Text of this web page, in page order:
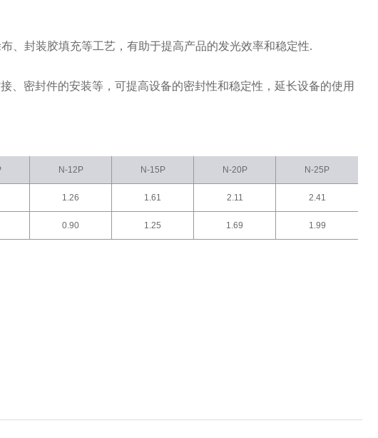
、封装胶填充等工艺，有助于提高产品的发光效率和稳定性.
、密封件的安装等，可提高设备的密封性和稳定性，延长设备的使用
N-12P N-15P N-20P N-25P
1.26 1.61 2.11 2.41
0.90 1.25 1.69 1.99